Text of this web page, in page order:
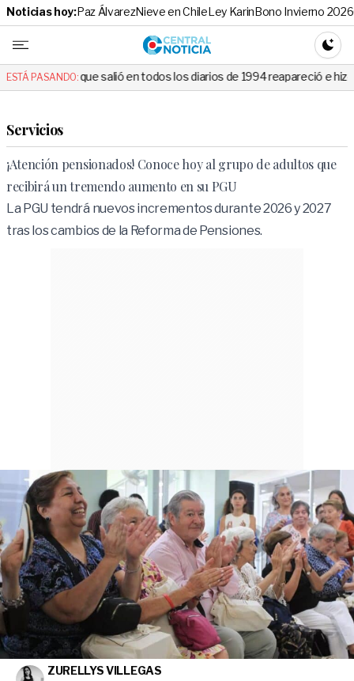
Noticias hoy:Paz ÁlvarezNieve en ChileLey KarinBono Invierno 2026
Central
ESTÁ PASANDO:
salió en todos los diarios de 1994 reapareció e hizo llorar a todos en
Servicios
¡Atención pensionados! Conoce hoy al grupo de adultos que
recibirá un tremendo aumento en su PGU
La PGU tendrá nuevos incrementos durante 2026 y 2027
tras los cambios de la Reforma de Pensiones.
ZURELLYS VILLEGAS